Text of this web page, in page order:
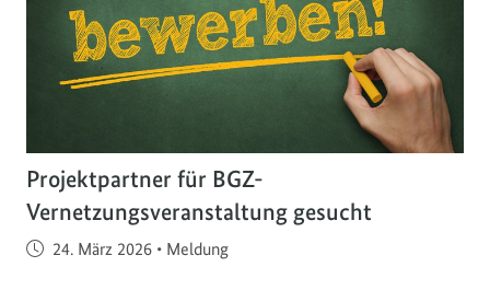
Projektpartner für BGZ-
Vernetzungsveranstaltung gesucht
Veröffentlicht am
24. März 2026 • Meldung